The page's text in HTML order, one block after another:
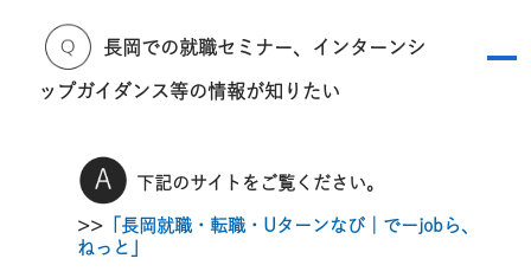
A
長岡での就職セミナー、インターンシ
ップガイダンス等の情報が知りたい
下記のサイトをご覧ください。
>> 「長岡就職・転職・Uターンなび｜でーjobら、
ねっと」